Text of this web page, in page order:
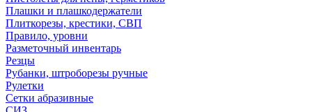
Плашки и плашкодержатели
Плиткорезы, крестики, СВП
Правило, уровни
Разметочный инвентарь
Резцы
Рубанки, штроборезы ручные
Рулетки
Сетки абразивные